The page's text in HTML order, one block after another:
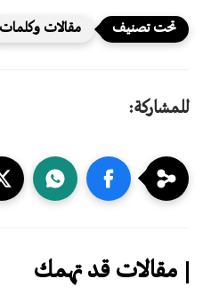
مقالات وكلمات
للمشاركة:
مقالات قد تهمك